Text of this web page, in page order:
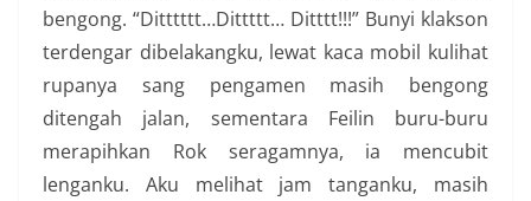
bengong. “Ditttttt…Dittttt… Ditttt!!!” Bunyi klakson
terdengar dibelakangku, lewat kaca mobil kulihat
rupanya sang pengamen masih bengong
ditengah jalan, sementara Feilin buru-buru
merapihkan Rok seragamnya, ia mencubit
lenganku. Aku melihat jam tanganku, masih